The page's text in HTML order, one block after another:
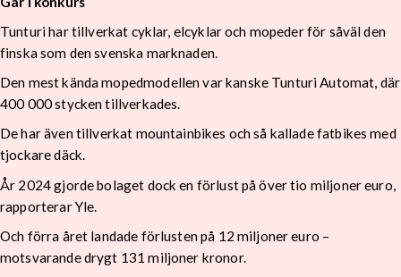
Tunturi har tillverkat cyklar, elcyklar och mopeder för såväl den
finska som den svenska marknaden.
Den mest kända mopedmodellen var kanske Tunturi Automat, där
400 000 stycken tillverkades.
De har även tillverkat mountainbikes och så kallade fatbikes med
tjockare däck.
År 2024 gjorde bolaget dock en förlust på över tio miljoner euro,
rapporterar Yle.
Och förra året landade förlusten på 12 miljoner euro –
motsvarande drygt 131 miljoner kronor.